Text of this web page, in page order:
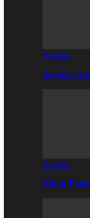
Haad Rin
Seaview
Haad Rin
Moon